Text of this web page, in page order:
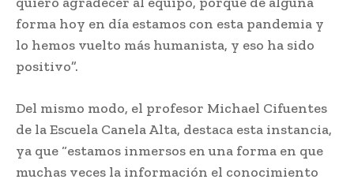
forma hoy en día estamos con esta pandemia y
lo hemos vuelto más humanista, y eso ha sido
positivo”.
Del mismo modo, el profesor Michael Cifuentes
de la Escuela Canela Alta, destaca esta instancia,
ya que “estamos inmersos en una forma en que
muchas veces la información el conocimiento